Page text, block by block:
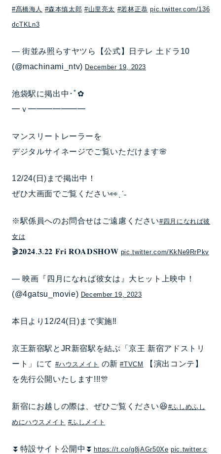
#髙橋海人 #森本慎太郎 #山里亮太 #若林正恭 pic.twitter.com/136
dcTKLn3
— 街並み照らすヤツら【公式】日テレ 土ドラ10
(@machinami_ntv) December 19, 2023
池袋駅に掲出中･ﾟ✿
━ｖ━━━━━━━
マンスリートレーラーを
デジタルサイネージでご覧いただけます🌸
12/24(日)まで掲出中！
ぜひ大画面でご覧ください👀ˎˊ˗
※駅係員へのお問合せはご遠慮ください#四月になれば彼
女は
🎬𝟐𝟎𝟐𝟒.𝟑.𝟐𝟐 𝐅𝐫𝐢 𝐑𝐎𝐀𝐃𝐒𝐇𝐎𝐖 pic.twitter.com/KkNe9RrPkv
— 映画『四月になれば彼女は』大ヒット上映中！
(@4gatsu_movie) December 19, 2023
本日より12/24(日)まで実施‼️
京王新宿駅とJR新宿駅を結ぶ「京王 新宿アドストリ
ート」にて #ハウスメイト の新#TVCM
【演出コンテ】
を先行公開いたします!!!🎊
新宿にお越しの際は、ぜひご覧ください😆#ふしめふし
めにハウスメイト #ふしメイト
⏬特設サイト公開中⏬https://t.co/g8jAGr50Xe pic.twitter.c